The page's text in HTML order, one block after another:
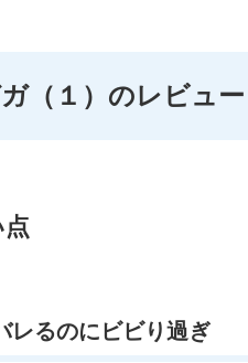
（１）のレビュー
レるのにビビり過ぎ